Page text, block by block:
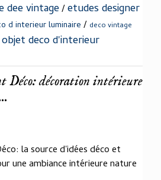
dee vintage/etudes designer
d interieur luminaire / deco vintage
objet deco d'interieur
Déco: décoration intérieure
la source d'idées déco et
une ambiance intérieure nature